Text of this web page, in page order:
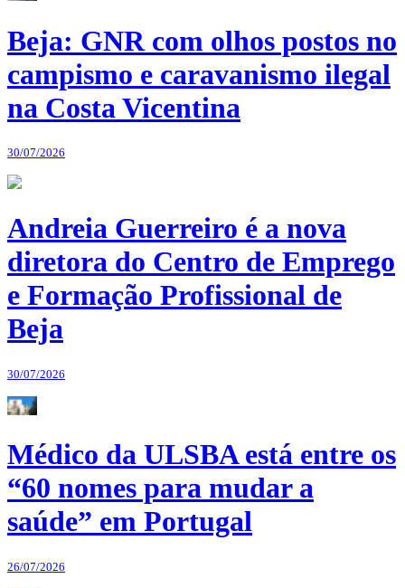
Beja: GNR com olhos postos no
campismo e caravanismo ilegal
na Costa Vicentina
30/07/2026
Andreia Guerreiro é a nova
diretora do Centro de Emprego
e Formação Profissional de
Beja
30/07/2026
Médico da ULSBA está entre os
“60 nomes para mudar a
saúde” em Portugal
26/07/2026